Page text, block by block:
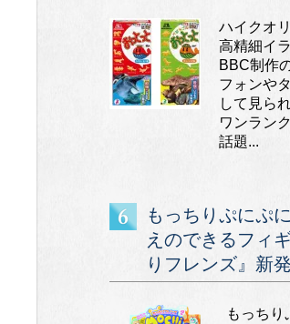
ハイクオ
高精細イ
BBC制作
フォンや
して見ら
ワンラン
話題...
もっちりぷにぷ
えのできるフィ
りフレンズ』新
もっちり